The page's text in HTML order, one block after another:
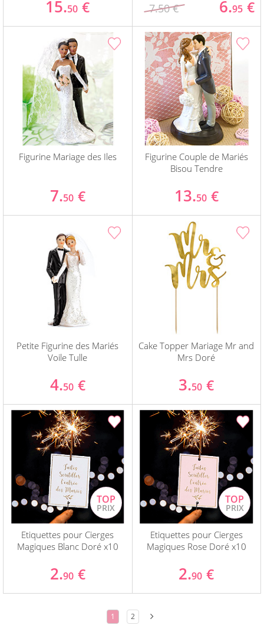
15.50 € 7.50 € 6.95 €
Figurine Mariage des Iles
7.50 €
Figurine Couple de Mariés
Bisou Tendre
13.50 €
Petite Figurine des Mariés
Voile Tulle
4.50 €
Cake Topper Mariage Mr and
Mrs Doré
3.50 €
Etiquettes pour Cierges
Magiques Blanc Doré x10
2.90 €
Etiquettes pour Cierges
Magiques Rose Doré x10
2.90 €
1 2